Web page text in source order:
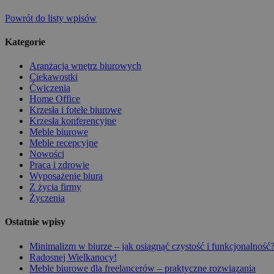
Powrót do listy wpisów
Kategorie
Aranżacja wnętrz biurowych
Ciekawostki
Ćwiczenia
Home Office
Krzesła i fotele biurowe
Krzesła konferencyjne
Meble biurowe
Meble recepcyjne
Nowości
Praca i zdrowie
Wyposażenie biura
Z życia firmy
Życzenia
Ostatnie wpisy
Minimalizm w biurze – jak osiągnąć czystość i funkcjonalność?
Radosnej Wielkanocy!
Meble biurowe dla freelancerów – praktyczne rozwiązania